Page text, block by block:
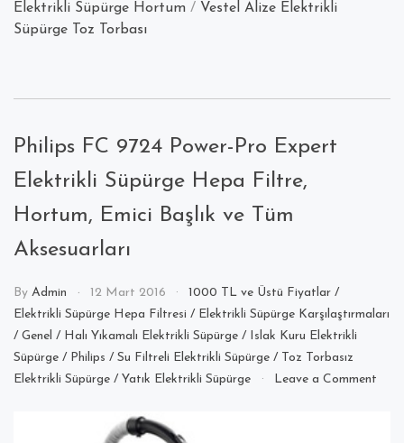
Elektrikli Süpürge Hortum / Vestel Alize Elektrikli
Süpürge Toz Torbası
Philips FC 9724 Power-Pro Expert
Elektrikli Süpürge Hepa Filtre,
Hortum, Emici Başlık ve Tüm
Aksesuarları
By Admin 12 Mart 2016 1000 TL ve Üstü Fiyatlar /
Elektrikli Süpürge Hepa Filtresi / Elektrikli Süpürge Karşılaştırmaları
/ Genel / Halı Yıkamalı Elektrikli Süpürge / Islak Kuru Elektrikli
Süpürge / Philips / Su Filtreli Elektrikli Süpürge / Toz Torbasız
Elektrikli Süpürge / Yatık Elektrikli Süpürge Leave a Commenton